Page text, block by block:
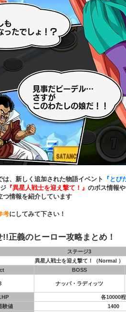
は、新しく追加された物語イベント
『とび
『異星人戦士を迎え撃て！』 のボス情報
つ情報を紹介しています
考にしてみて下さい！
!!正義のヒーロー攻略まとめ！
ステージ3
異星人戦士を迎え撃て！（Normal ）
BOSS
ナッパ・ラディッツ
HP
各10000程
験値
1400